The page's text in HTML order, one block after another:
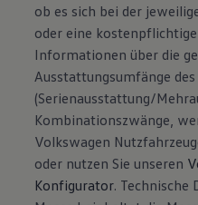
ob es sich bei der
oder eine
Informationen über die
Ausstattungsumfänge des
(Serienausstattung/
Kombinationszwänge,
Volkswagen
oder nutzen Sie unseren
Konfigurator. Technische